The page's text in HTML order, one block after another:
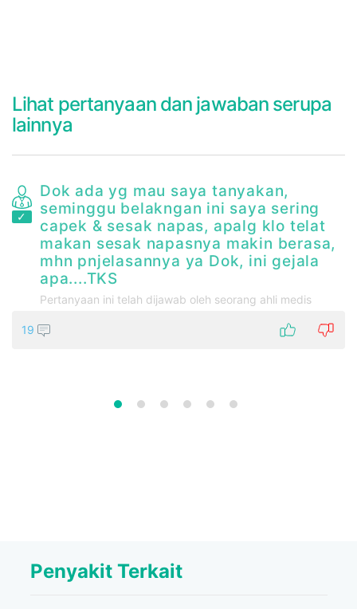
Lihat pertanyaan dan jawaban serupa
lainnya
Dok ada yg mau saya tanyakan,
seminggu belakngan ini saya sering
capek & sesak napas, apalg klo telat
makan sesak napasnya makin berasa,
mhn pnjelasannya ya Dok, ini gejala
apa....TKS
Pertanyaan ini telah dijawab oleh seorang ahli medis
19
Penyakit Terkait